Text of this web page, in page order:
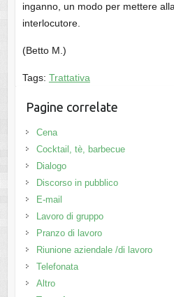
inganno, un modo per mettere
interlocutore.
(Betto M.)
Tags: Trattativa
Pagine correlate
Cena
Cocktail, tè, barbecue
Dialogo
Discorso in pubblico
E-mail
Lavoro di gruppo
Pranzo di lavoro
Riunione aziendale /di lavoro
Telefonata
Altro